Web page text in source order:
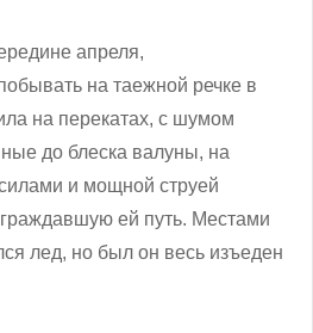
апреля,
на таежной речке в
на перекатах, с шумом
до блеска валуны, на
и мощной струей
ей путь. Местами
лед, но был он весь изъеден